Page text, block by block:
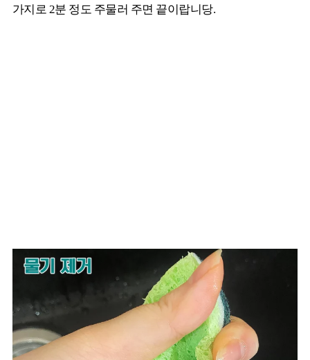
가지로 2분 정도 주물러 주면 끝이랍니당.